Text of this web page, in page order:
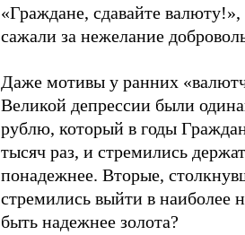
«Граждане, сдавайте
сажали за нежелание
Даже мотивы у ранних
Великой депрессии были
рублю, который в годы
тысяч раз, и стремились
понадежнее. Вторые,
стремились выйти в
быть надежнее золота?